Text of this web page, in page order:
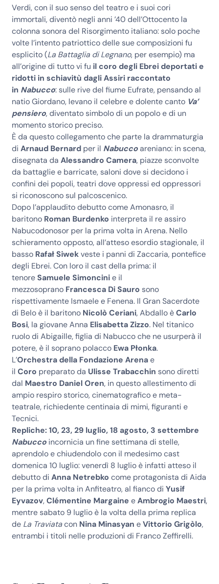
Verdi, con il suo senso del teatro e i suoi cori
immortali, diventò negli anni ’40 dell’Ottocento la
colonna sonora del Risorgimento italiano: solo poche
volte l’intento patriottico delle sue composizioni fu
esplicito (La Battaglia di Legnano, per esempio) ma
all’origine di tutto vi fu il coro degli Ebrei deportati e
ridotti in schiavitù dagli Assiri raccontato
in Nabucco: sulle rive del fiume Eufrate, pensando al
natio Giordano, levano il celebre e dolente canto Va’
pensiero, diventato simbolo di un popolo e di un
momento storico preciso.
È da questo collegamento che parte la drammaturgia
di Arnaud Bernard per il Nabuccoareniano: in scena,
disegnata da Alessandro Camera, piazze sconvolte
da battaglie e barricate, saloni dove si decidono i
confini dei popoli, teatri dove oppressi ed oppressori
si riconoscono sul palcoscenico.
Dopo l’applaudito debutto come Amonasro, il
baritono Roman Burdenko interpreta il re assiro
Nabucodonosor per la prima volta in Arena. Nello
schieramento opposto, all’atteso esordio stagionale, il
basso Rafał Siwekveste i panni di Zaccaria, pontefice
degli Ebrei. Con loro il cast della prima: il
tenoreSamuele Simoncinie il
mezzosoprano Francesca Di Sauro sono
rispettivamente Ismaele e Fenena. Il Gran Sacerdote
di Belo è il baritono Nicolò Ceriani, Abdallo èCarlo
Bosi, la giovane Anna Elisabetta Zizzo. Nel titanico
ruolo di Abigaille, figlia di Nabucco che ne usurperà il
potere, è il soprano polacco Ewa Płonka.
L’Orchestra della Fondazione Arenae
il Coro preparato da Ulisse Trabacchin sono diretti
dal Maestro Daniel Oren, in questo allestimento di
ampio respiro storico, cinematografico e meta-
teatrale, richiedente centinaia di mimi, figuranti e
Tecnici.
Repliche: 10, 23, 29 luglio, 18 agosto, 3 settembre
Nabucco incornicia un fine settimana di stelle,
aprendolo e chiudendolo con il medesimo cast
domenica 10 luglio: venerdì 8 luglio è infatti atteso il
debutto di Anna Netrebko come protagonista di Aida
per la prima volta in Anfiteatro, al fianco di Yusif
Eyvazov,Clémentine Margaine eAmbrogio Maestri,
mentre sabato 9 luglio è la volta della prima replica
de La Traviatacon Nina Minasyan eVittorio Grigòlo,
entrambi i titoli nelle produzioni di Franco Zeffirelli.